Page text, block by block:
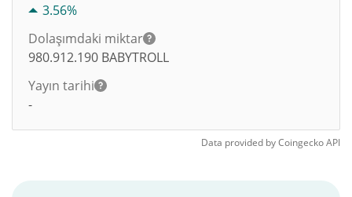
3.56%
Dolaşımdaki miktar
980.912.190 BABYTROLL
Yayın tarihi
-
Data provided byCoingeckoAPI